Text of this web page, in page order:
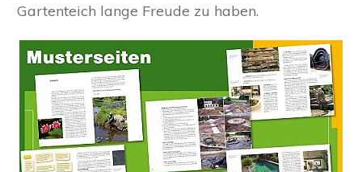
Gartenteich lange Freude zu haben.